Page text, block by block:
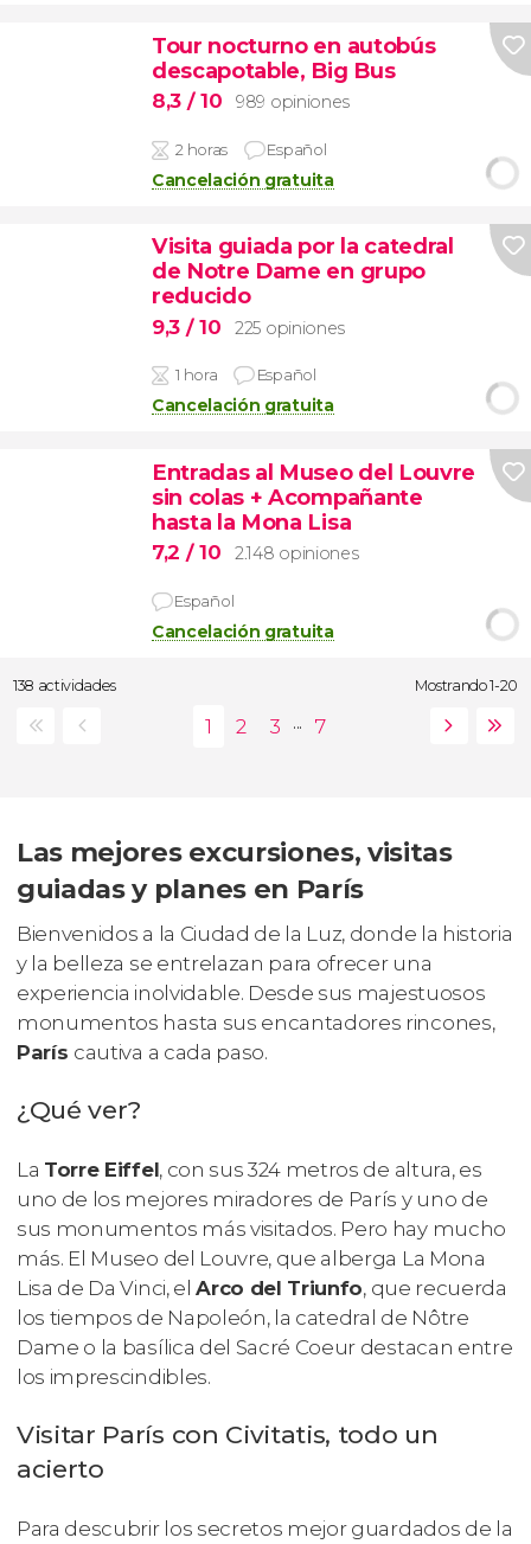
Tour nocturno en autobús
descapotable, Big Bus
8,3 / 10 989 opiniones
2 horas Español
Cancelación gratuita
Visita guiada por la catedral
de Notre Dame en grupo
reducido
9,3 / 10 225 opiniones
1 hora Español
Cancelación gratuita
Entradas al Museo del Louvre
sin colas + Acompañante
hasta la Mona Lisa
7,2 / 10 2.148 opiniones
Español
Cancelación gratuita
138 actividades Mostrando 1-20
...
Las mejores excursiones, visitas
guiadas y planes en París
Bienvenidos a la Ciudad de la Luz, donde la historia
y la belleza se entrelazan para ofrecer una
experiencia inolvidable. Desde sus majestuosos
monumentos hasta sus encantadores rincones,
París cautiva a cada paso.
¿Qué ver?
La Torre Eiffel, con sus 324 metros de altura, es
uno de los mejores miradores de París y uno de
sus monumentos más visitados. Pero hay mucho
más. El Museo del Louvre, que alberga La Mona
Lisa de Da Vinci, elArco del Triunfo, que recuerda
los tiempos de Napoleón, la catedral de Nôtre
Dame o la basílica del Sacré Coeur destacan entre
los imprescindibles.
Visitar París con Civitatis, todo un
acierto
Para descubrir los secretos mejor guardados de la